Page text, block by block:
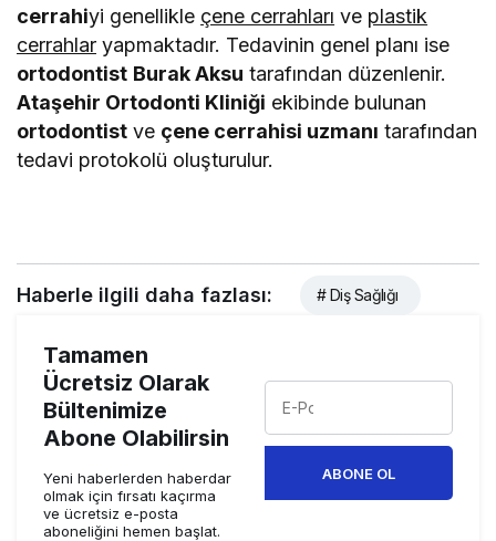
cerrahiyi genellikle çene cerrahları ve plastik
cerrahlar yapmaktadır. Tedavinin genel planı ise
ortodontist Burak Aksu tarafından düzenlenir.
Ataşehir Ortodonti Kliniği ekibinde bulunan
ortodontist ve çene cerrahisi uzmanı tarafından
tedavi protokolü oluşturulur.
Haberle ilgili daha fazlası: # Diş Sağlığı
Tamamen
Ücretsiz Olarak
Bültenimize
Abone Olabilirsin
Yeni haberlerden haberdar
olmak için fırsatı kaçırma
ve ücretsiz e-posta
aboneliğini hemen başlat.
ABONE OL